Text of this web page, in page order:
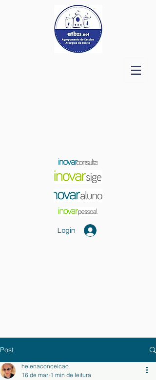
Login
Post
helenaconceicao
16 de mar. 1 min de leitura